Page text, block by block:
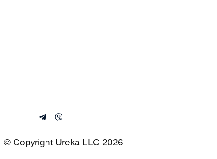
© Copyright Ureka LLC 2026